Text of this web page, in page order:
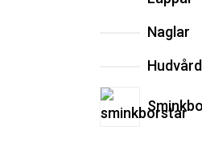
Naglar
Hudvård